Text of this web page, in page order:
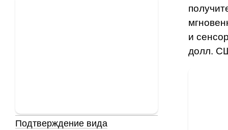
и
долл.
Подтверждение вида